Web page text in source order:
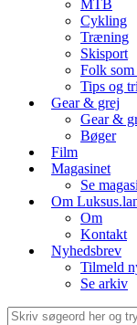
MTB
Cykling
Træning
Skisport
Folk
Tips og
Gear & grej
Gear &
Bøger
Film
Magasinet
Se
Om
Om
Kontakt
Nyhedsbrev
Tilmeld
Se arkiv